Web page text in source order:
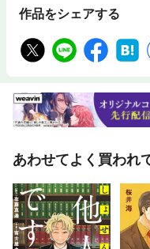
作品をシェアする
あわせてよく買われ